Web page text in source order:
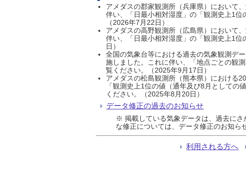
アメダスの郡家観測所（兵庫県）において
伴い、「日最小相対湿度」の「観測史上1位
（2026年7月22日）
アメダスの高野観測所（広島県）において
伴い、「日最小相対湿度」の「観測史上1
日）
全国の気象台等における過去の気象観測デ
施しました。これに伴い、「地点ごとの観
覧ください。（2025年9月17日）
アメダスの松島観測所（熊本県）における
「観測史上1位の値（通年及び8月として
ください。（2025年8月20日）
データ修正の過去のお知らせ
※ 掲載している気象データは、過去に
な修正については、データ修正のお知ら
利用される方へ